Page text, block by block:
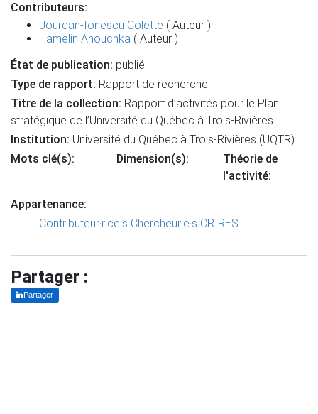
Contributeurs:
Jourdan-Ionescu Colette ( Auteur )
Hamelin Anouchka ( Auteur )
État de publication: publié
Type de rapport: Rapport de recherche
Titre de la collection: Rapport d’activités pour le Plan
stratégique de l’Université du Québec à Trois-Rivières
Institution: Université du Québec à Trois-Rivières (UQTR)
Mots clé(s):
Dimension(s):
Théorie de
l'activité:
Appartenance:
Contributeur·rice·s Chercheur·e·s CRIRES
Partager :
Partager